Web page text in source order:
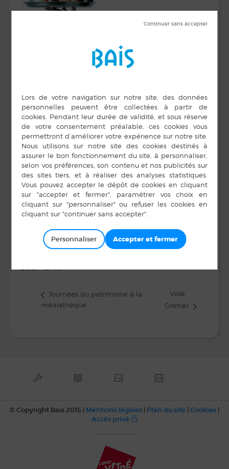
Pour échanger autour de nos lectures.
Entrée libre.
DÉTAILS
Date :
27 septembre 2024
Heure :
18 h 30 min à 20 h 00
min
ORGANISATEUR
Médiathèque
Téléphone
02 99 76 57 10
E-mail
mediatheque@bais35.f
Journées du patrimoine à la
médiathèque
Vide
Grenier
© Copyright Bais 2015 | Mentions légales | Plan du site | Cookies |
Accès privé
Personnaliser